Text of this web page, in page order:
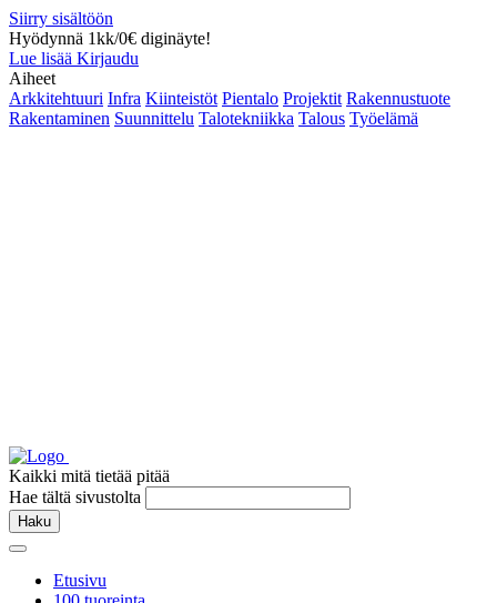
Siirry sisältöön
Hyödynnä 1kk/0€ diginäyte!
Lue lisää Kirjaudu
Aiheet
Arkkitehtuuri Infra Kiinteistöt Pientalo Projektit Rakennustuote
Rakentaminen Suunnittelu Talotekniikka Talous Työelämä
Kaikki mitä tietää pitää
Hae tältä sivustolta
Haku
Etusivu